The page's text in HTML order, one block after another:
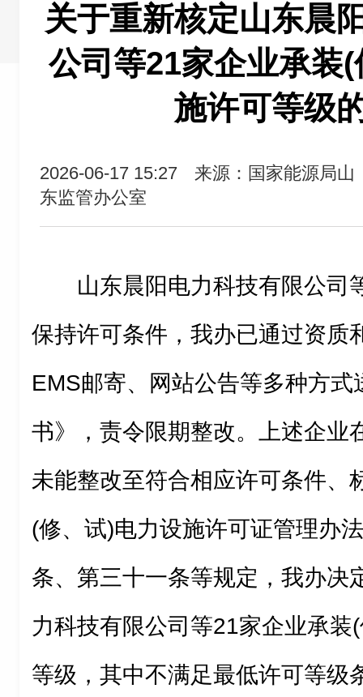
关于重新核定山东晨
公司等21家企业承装
施许可等级
2026-06-17 15:27
来源：国家能源局山
东监管办公室
山东晨阳电力科技有限公司
保持许可条件，我办已通过资质
EMS邮寄、网站公告等多种方式
书》，责令限期整改。上述企业
未能整改至符合相应许可条件、
(修、试)电力设施许可证管理办
条、第三十一条等规定，我办决
力科技有限公司等21家企业承装
等级，其中不满足最低许可等级